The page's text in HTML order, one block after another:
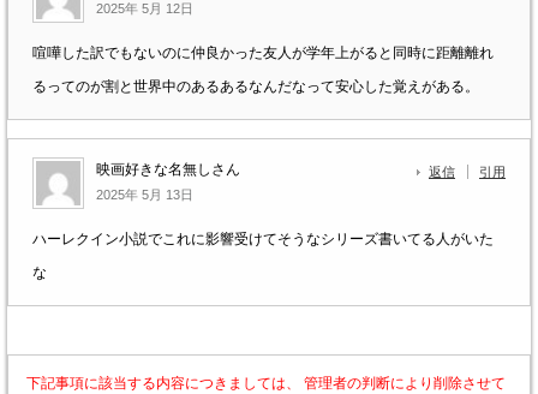
2025年 5月 12日
喧嘩した訳でもないのに仲良かった友人が学年上がると同時に距離離れ
るってのが割と世界中のあるあるなんだなって安心した覚えがある。
映画好きな名無しさん
2025年 5月 13日
返信 引用
ハーレクイン小説でこれに影響受けてそうなシリーズ書いてる人がいた
な
下記事項に該当する内容につきましては、 管理者の判断により削除させて